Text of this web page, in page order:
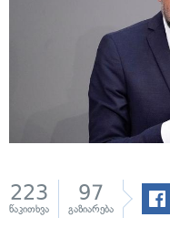
223
წაკითხვა
97
გაზიარება